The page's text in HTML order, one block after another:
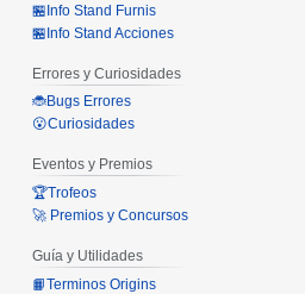
🏪Info Stand Furnis
🏪Info Stand Acciones
Errores y Curiosidades
🐞Bugs Errores
😮Curiosidades
Eventos y Premios
🏆Trofeos
🚀 Premios y Concursos
Guía y Utilidades
📙Terminos Origins